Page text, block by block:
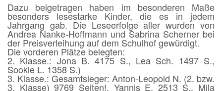
Dazu beigetragen haben im besonderen Maße
besonders lesestarke Kinder, die es in jedem
Jahrgang gab. Die Leseerfolge aller wurden von
Andrea Nanke-Hoffmann und Sabrina Scherner bei
der Preisverleihung auf dem Schulhof gewürdigt.
Die vorderen Plätze belegten:
2. Klasse.: Jona B. 4175 S., Lea Sch. 1497 S.,
Sookie L. 1358 S.)
3. Klasse.: Gesamtsieger: Anton-Leopold N. (2. bzw.
3. Klasse) 9769 Seiten!, Yannis E. 2513 S., Mila